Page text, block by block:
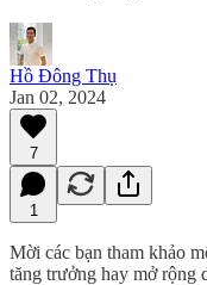
Hồ Đông Thụ
Jan 02, 2024
7
1
Mời các bạn tham khảo
tăng trưởng hay mở rộng